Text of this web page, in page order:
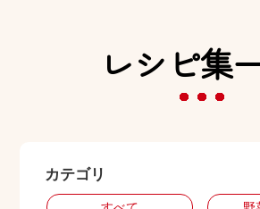
出店用地募集
レシピ集
カテゴリ